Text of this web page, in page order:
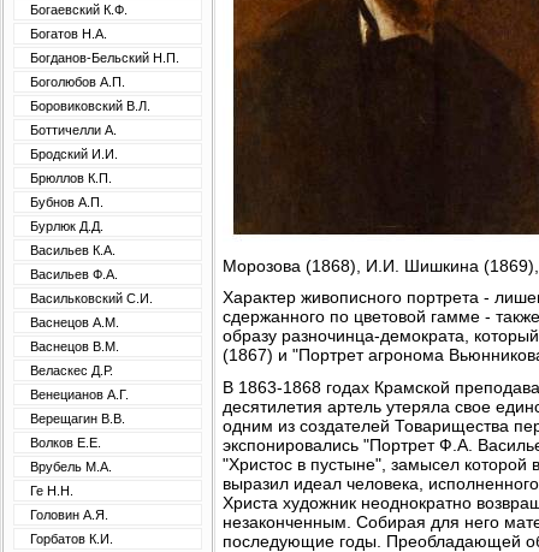
Богаевский К.Ф.
Богатов Н.А.
Богданов-Бельский Н.П.
Боголюбов А.П.
Боровиковский В.Л.
Боттичелли А.
Бродский И.И.
Брюллов К.П.
Бубнов А.П.
Бурлюк Д.Д.
Васильев К.А.
Васильев Ф.А.
Васильковский С.И.
Васнецов А.М.
Васнецов В.М.
Веласкес Д.Р.
Венецианов А.Г.
Верещагин В.В.
Волков Е.Е.
Врубель М.А.
Ге Н.Н.
Головин А.Я.
Горбатов К.И.
Морозова (1868), И.И. Шишкина
Характер живописного портрета -
сдержанного по цветовой гамме -
образу разночинца-демократа,
(1867) и "Портрет агронома
В 1863-1868 годах Крамской
десятилетия артель утеряла свое
одним из создателей Товарищества
экспонировались "Портрет Ф.А.
"Христос в пустыне", замысел
выразил идеал человека,
Христа художник неоднократно
незаконченным. Собирая для него
последующие годы. Преобладающей